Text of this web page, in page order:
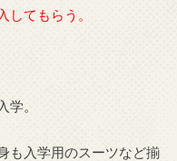
してもらう。
。
も入学用のスーツなど揃